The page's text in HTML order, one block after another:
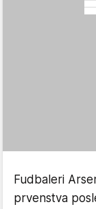
Fudbaleri
prvenstva